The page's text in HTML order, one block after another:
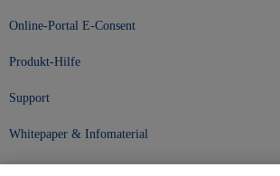
Online-Portal E-Consent
Produkt-Hilfe
Support
Whitepaper & Infomaterial